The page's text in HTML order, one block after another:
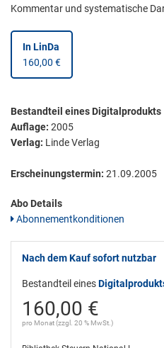
Kommentar und systematische
In LinDa
160,00 €
Bestandteil eines Digitalprodukts
Auflage: 2005
Verlag: Linde Verlag
Erscheinungstermin: 21.09.2005
Abo Details
Abonnementkonditionen
Nach dem Kauf sofort nutzbar
Bestandteil eines
160,00 €
pro Monat (zzgl. 20 % MwSt.)